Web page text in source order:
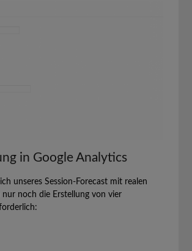
in Google Analytics
unseres Session-Forecast mit realen
nur noch die Erstellung von vier